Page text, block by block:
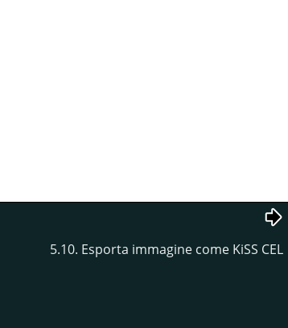
5.10. Esporta immagine come KiSS CEL